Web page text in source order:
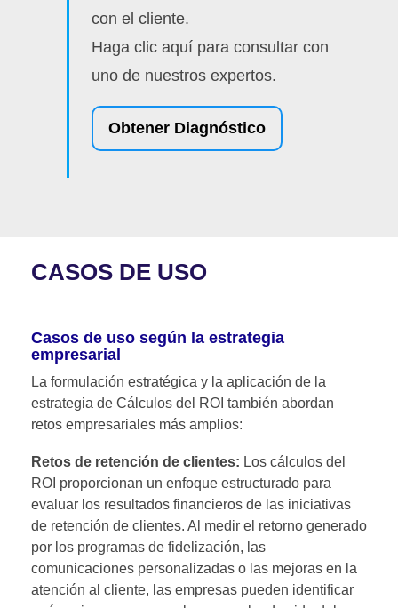
con el cliente.
Haga clic aquí para consultar con
uno de nuestros expertos.
Obtener Diagnóstico
CASOS DE USO
Casos de uso según la estrategia
empresarial
La formulación estratégica y la aplicación de la
estrategia de Cálculos del ROI también abordan
retos empresariales más amplios:
Retos de retención de clientes: Los cálculos del
ROI proporcionan un enfoque estructurado para
evaluar los resultados financieros de las iniciativas
de retención de clientes. Al medir el retorno generado
por los programas de fidelización, las
comunicaciones personalizadas o las mejoras en la
atención al cliente, las empresas pueden identificar